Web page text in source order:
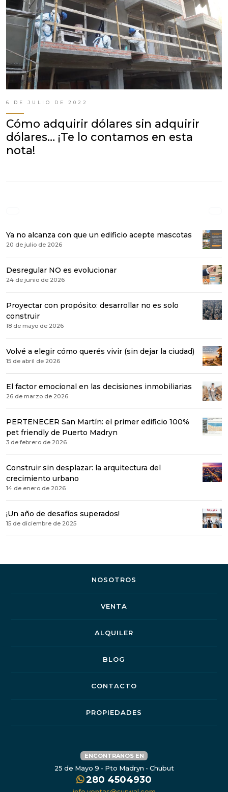
6 DE JULIO DE 2022
Cómo adquirir dólares sin adquirir
dólares… ¡Te lo contamos en esta
nota!
Ya no alcanza con que un edificio acepte mascotas
20 de julio de 2026
Desregular NO es evolucionar
24 de junio de 2026
Proyectar con propósito: desarrollar no es solo
construir
18 de mayo de 2026
Volvé a elegir cómo querés vivir (sin dejar la ciudad)
15 de abril de 2026
El factor emocional en las decisiones inmobiliarias
26 de marzo de 2026
PERTENECER San Martín: el primer edificio 100%
pet friendly de Puerto Madryn
3 de febrero de 2026
Construir sin desplazar: la arquitectura del
crecimiento urbano
14 de enero de 2026
¡Un año de desafíos superados!
15 de diciembre de 2025
NOSOTROS
VENTA
ALQUILER
BLOG
CONTACTO
PROPIEDADES
ENCONTRANOS EN
25 de Mayo 9 - Pto Madryn - Chubut
280 4504930